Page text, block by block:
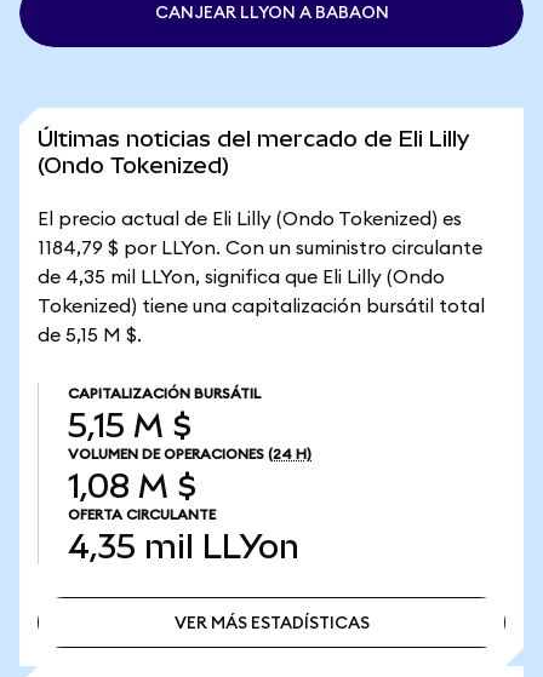
CANJEAR LLYON A BABAON
Últimas noticias del mercado de Eli Lilly
(Ondo Tokenized)
El precio actual de Eli Lilly (Ondo Tokenized) es
1184,79 $ por LLYon. Con un suministro circulante
de 4,35 mil LLYon, significa que Eli Lilly (Ondo
Tokenized) tiene una capitalización bursátil total
de 5,15 M $.
CAPITALIZACIÓN BURSÁTIL
5,15 M $
VOLUMEN DE OPERACIONES (24 H)
1,08 M $
OFERTA CIRCULANTE
4,35 mil LLYon
VER MÁS ESTADÍSTICAS